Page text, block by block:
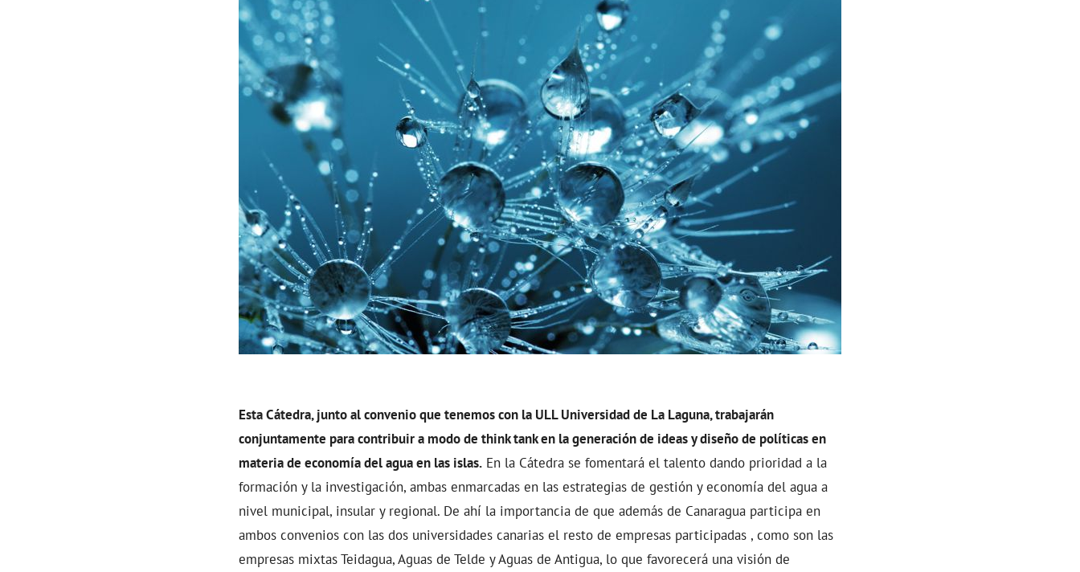
Esta Cátedra, junto al convenio que tenemos con la ULL Universidad de La Laguna, trabajarán
conjuntamente para contribuir a modo de think tank en la generación de ideas y diseño de políticas en
materia de economía del agua en las islas. En la Cátedra se fomentará el talento dando prioridad a la
formación y la investigación, ambas enmarcadas en las estrategias de gestión y economía del agua a
nivel municipal, insular y regional. De ahí la importancia de que además de Canaragua participa en
ambos convenios con las dos universidades canarias el resto de empresas participadas , como son las
empresas mixtas Teidagua, Aguas de Telde y Aguas de Antigua, lo que favorecerá una visión de